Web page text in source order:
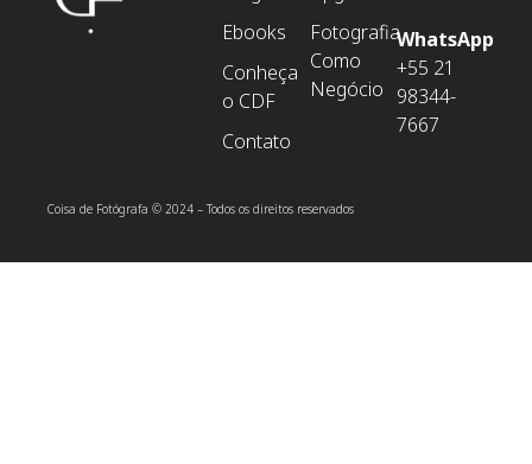
Ebooks
Conheça
o CDF
Contato
Fotografia
Como
Negócio
WhatsApp
+55 21
98344-
7667
Coisa de Fotógrafa © 2024 – Todos os direitos reservados